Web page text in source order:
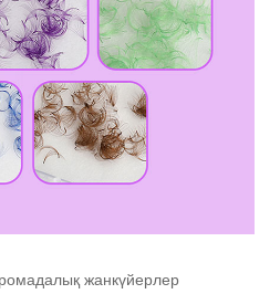
жанкүйерлер